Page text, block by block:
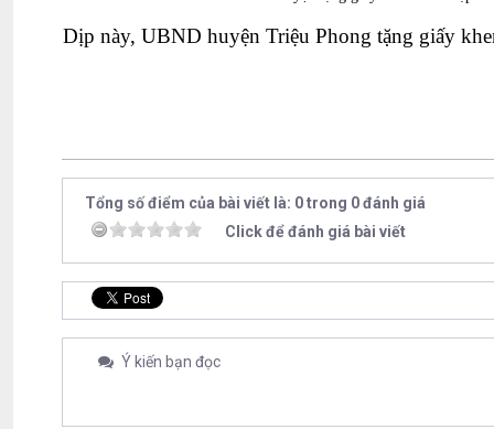
Dịp này, UBND huyện Triệu Phong tặng giấy
Tổng số điểm của bài viết là: 0 trong 0 đánh giá
Click để đánh giá bài viết
Ý kiến bạn đọc